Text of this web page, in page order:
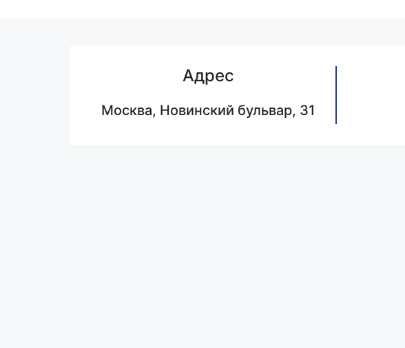
Адрес
Москва, Новинский бульвар, 31